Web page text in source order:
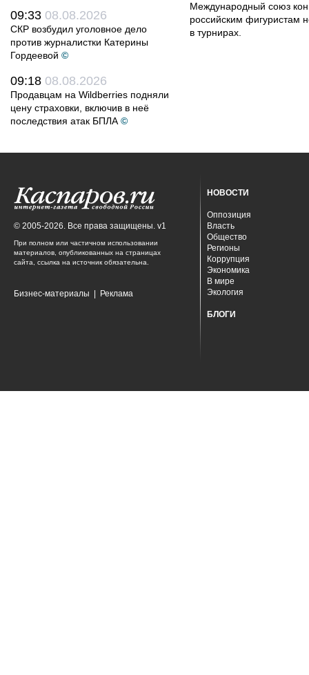
09:33 08.08.2026
СКР возбудил уголовное дело
против журналистки Катерины
Гордеевой ©
09:18 08.08.2026
Продавцам на Wildberries подняли
цену страховки, включив в неё
последствия атак БПЛА ©
Международный союз
российским фигуристам
в турнирах.
© 2005-2026. Все права защищены. v1
При полном или частичном использовании
материалов, опубликованных на страницах
сайта, ссылка на источник обязательна.
Бизнес-материалы Реклама
НОВОСТИ
Оппозиция
Власть
Общество
Регионы
Коррупция
Экономика
В мире
Экология
БЛОГИ